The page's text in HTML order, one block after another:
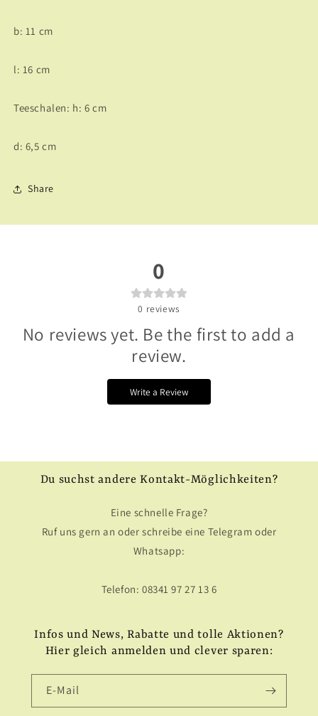
b: 11 cm
l: 16 cm
Teeschalen: h: 6 cm
d: 6,5 cm
Share
0
0 reviews
No reviews yet. Be the first to add a
review.
Write a Review
Du suchst andere Kontakt-Möglichkeiten?
Eine schnelle Frage?
Ruf uns gern an oder schreibe eine Telegram oder
Whatsapp:
Telefon: 08341 97 27 13 6
Infos und News, Rabatte und tolle Aktionen?
Hier gleich anmelden und clever sparen:
E-Mail